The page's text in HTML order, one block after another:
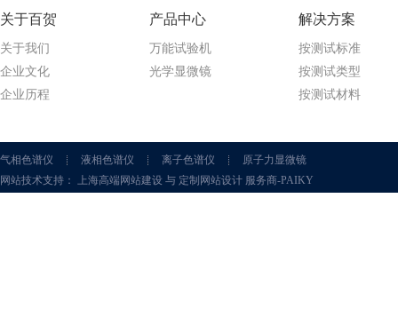
关于百贺
关于我们
企业文化
企业历程
产品中心
万能试验机
光学显微镜
解决方案
按测试标准
按测试类型
按测试材料
气相色谱仪 液相色谱仪 离子色谱仪
原子力显微镜
网站技术支持： 上海高端网站建设 与 定制网站设计 服务商-PAIKY